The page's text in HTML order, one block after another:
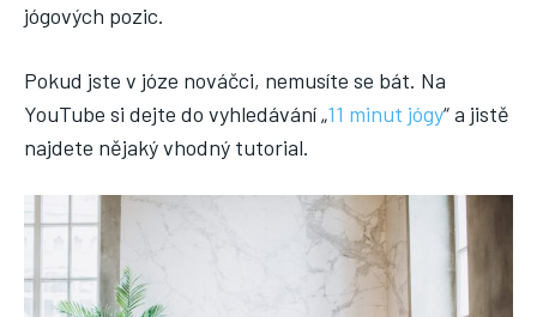
jógových pozic.
Pokud jste v józe nováčci, nemusíte se bát. Na
YouTube si dejte do vyhledávání „11 minut jógy“ a jistě
najdete nějaký vhodný tutorial.